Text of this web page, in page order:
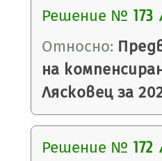
Решение № 173
Относно:
на
Лясковец за
Решение № 172